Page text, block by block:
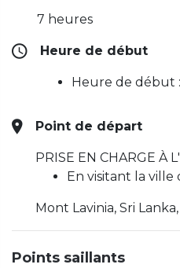
7 heures
Heure de début
Heure de début
Point de départ
PRISE EN CHARGE À
En visitant la ville
Mont Lavinia, Sri Lanka,
Points saillants